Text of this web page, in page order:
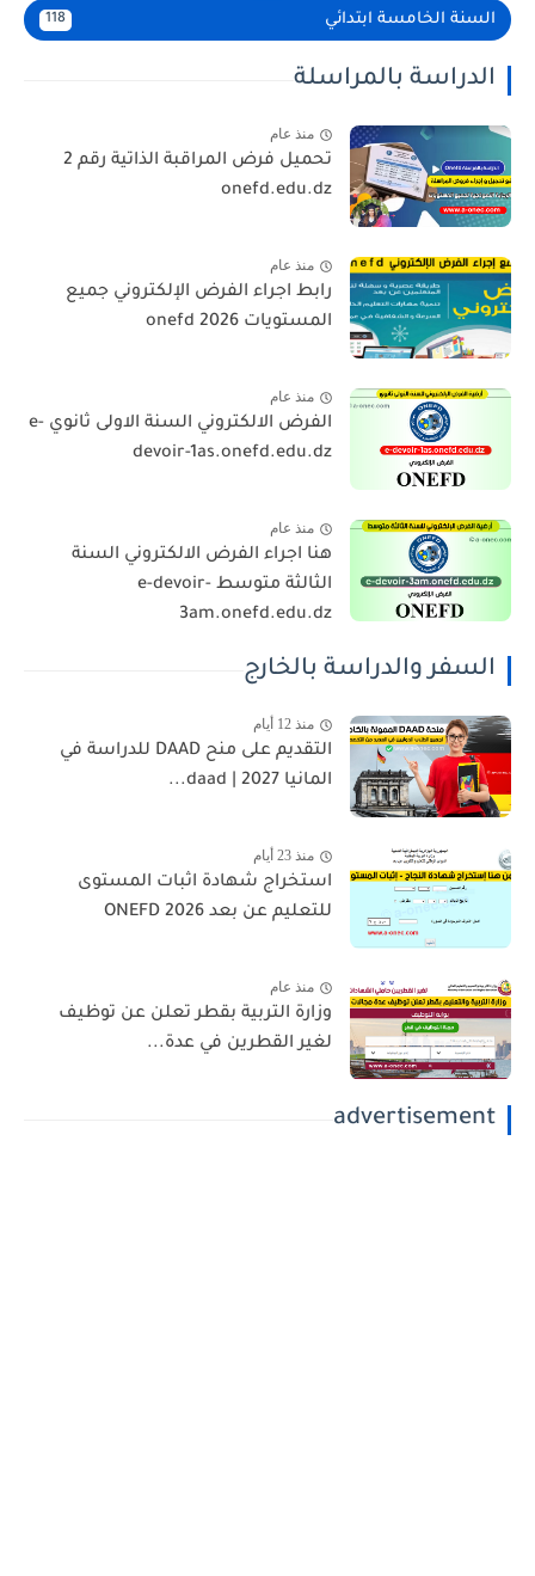
السنة الخامسة ابتدائي 118
الدراسة بالمراسلة
منذ عام
تحميل فرض المراقبة الذاتية رقم 2
onefd.edu.dz
منذ عام
رابط اجراء الفرض الإلكتروني جميع
المستويات 2026 onefd
منذ عام
الفرض الالكتروني السنة الاولى ثانوي e-
devoir-1as.onefd.edu.dz
منذ عام
هنا اجراء الفرض الالكتروني السنة
الثالثة متوسط e-devoir-
3am.onefd.edu.dz
السفر والدراسة بالخارج
منذ 12 أيام
التقديم على منح DAAD للدراسة في
المانيا 2027 | daad...
منذ 23 أيام
استخراج شهادة اثبات المستوى
للتعليم عن بعد 2026 ONEFD
منذ عام
وزارة التربية بقطر تعلن عن توظيف
لغير القطرين في عدة...
advertisement